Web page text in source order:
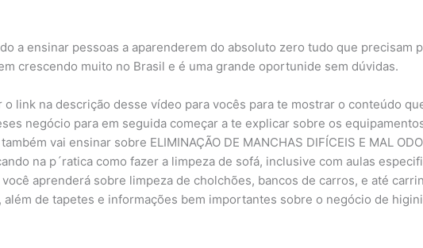
a ensinar pessoas a aparenderem do absoluto zero tudo que precisam
crescendo muito no Brasil e é uma grande oportunide sem dúvidas.
link na descrição desse vídeo para vocês para te mostrar o conteúdo
negócio para em seguida começar a te explicar sobre os
vai ensinar sobre ELIMINAÇÃO DE MANCHAS DIFÍCEIS E MAL
na p´ratica como fazer a limpeza de sofá, inclusive com aulas
aprenderá sobre limpeza de cholchões, bancos de carros, e até
de tapetes e informações bem importantes sobre o negócio de